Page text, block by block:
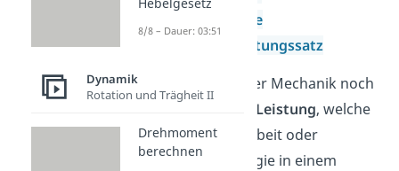
Fermi Energie
Energieerhaltungssatz
Auch gibt es in der Mechanik noch
das Konzept der
Leistung, welche
als verrichtete Arbeit oder
gebrauchte Energie in einem
8/8 – Dauer: 03:51
Dynamik
Rotation und Trägheit II
Drehmoment
berechnen